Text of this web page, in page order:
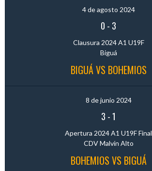
4 de agosto 2024
0 - 3
Clausura 2024 A1 U19F
Biguá
BIGUÁ VS BOHEMIOS
8 de junio 2024
3 -1
Apertura 2024 A1 U19F Final
CDV Malvín Alto
BOHEMIOS VS BIGUÁ